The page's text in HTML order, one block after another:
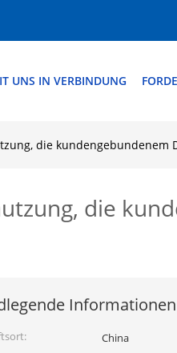
UNS IN VERBINDUNG
die kundengebundenem
die
Informationen
China